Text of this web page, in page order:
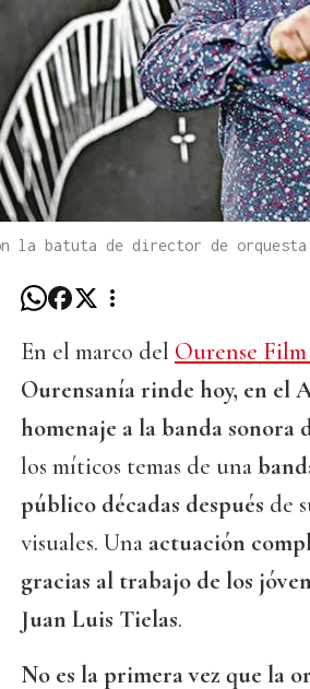
la batuta de director de
En el marco del Ourense
Ourensanía rinde hoy, en el
homenaje a la banda sonora
los míticos temas de una
público décadas después de
visuales. Una actuación
gracias al trabajo de los
Juan Luis Tielas.
No es la primera vez que la